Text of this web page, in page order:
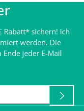
Rabatt* sichern! Ich
werden. Die
jeder E-Mail